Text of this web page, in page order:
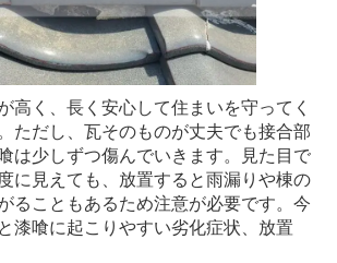
高く、長く安心して住まいを守ってく
ただし、瓦そのものが丈夫でも接合部
は少しずつ傷んでいきます。見た目で
に見えても、放置すると雨漏りや棟の
ることもあるため注意が必要です。今
漆喰に起こりやすい劣化症状、放置